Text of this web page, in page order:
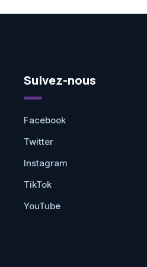
Suivez-nous
Facebook
Twitter
Instagram
TikTok
YouTube